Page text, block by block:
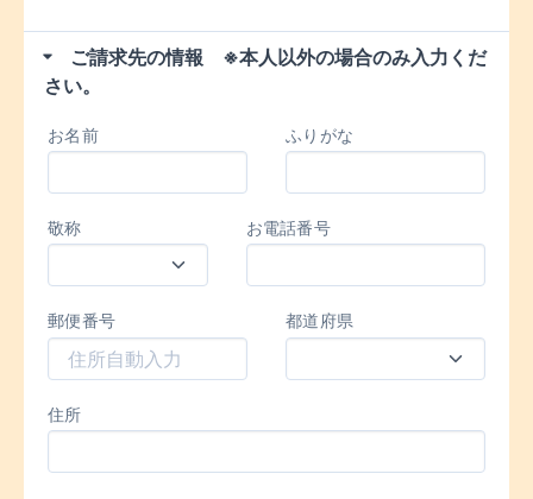
ご請求先の情報 ※本人以外の場合のみ入力くだ
さい。
お名前 ふりがな
敬称 お電話番号
郵便番号 都道府県
住所